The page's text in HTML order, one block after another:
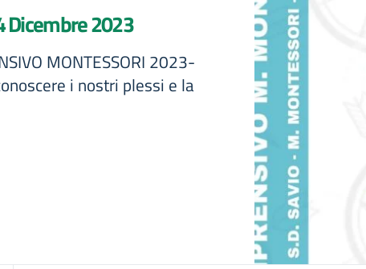
Dicembre 2023
MONTESSORI 2023-
i nostri plessi e la